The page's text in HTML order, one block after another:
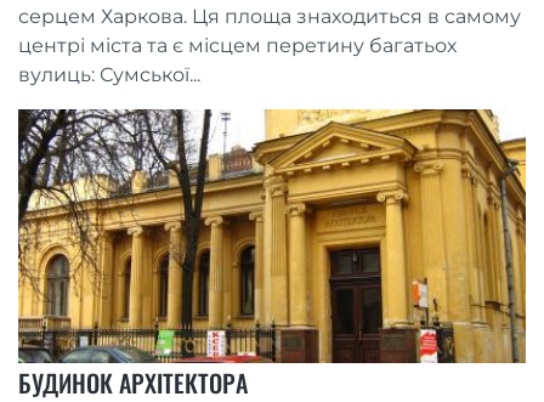
серцем Харкова. Ця площа знаходиться в самому
центрі міста та є місцем перетину багатьох
вулиць: Сумської...
БУДИНОК АРХІТЕКТОРА